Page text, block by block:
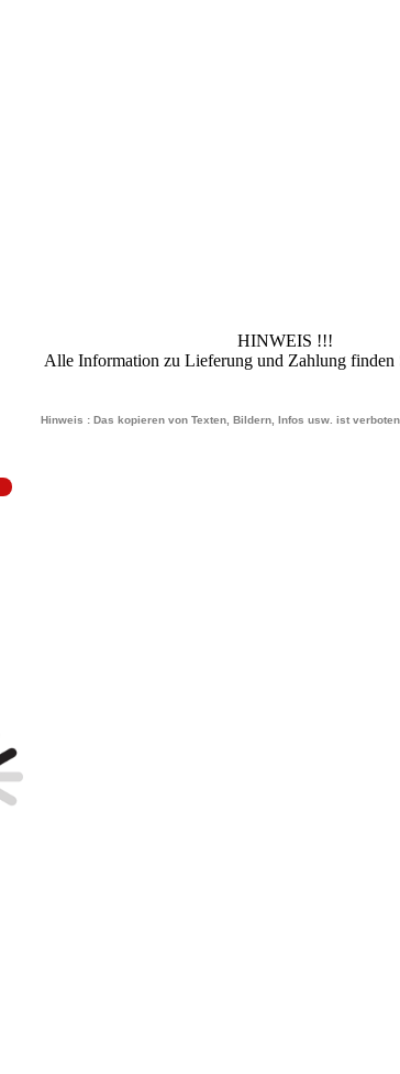
HINWEIS !!!
Alle Information zu Lieferung und Zahlung finden
Hinweis : Das kopieren von Texten, Bildern, Infos usw. ist